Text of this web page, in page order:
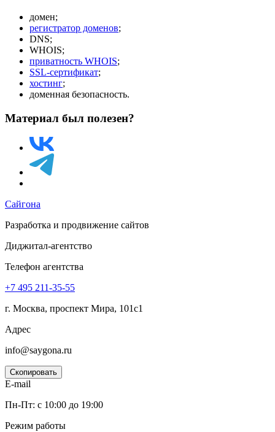
домен;
регистратор доменов;
DNS;
WHOIS;
приватность WHOIS;
SSL-сертификат;
хостинг;
доменная безопасность.
Материал был полезен?
Сайгона
Разработка и продвижение сайтов
Диджитал-агентство
Телефон агентства
+7 495 211-35-55
г. Москва, проспект Мира, 101с1
Адрес
info@saygona.ru
Скопировать
E-mail
Пн-Пт: с 10:00 до 19:00
Режим работы